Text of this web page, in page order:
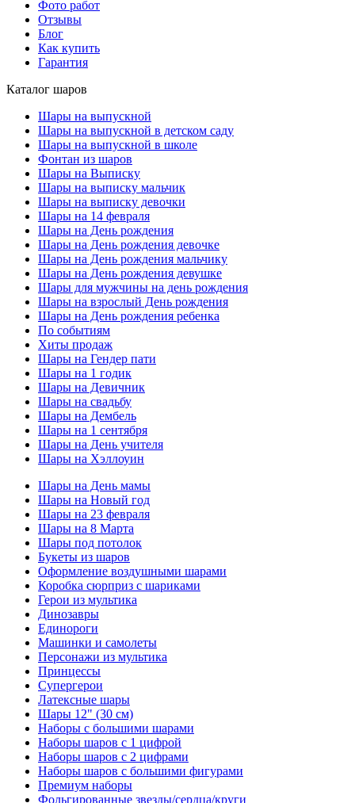
Фото работ
Отзывы
Блог
Как купить
Гарантия
Каталог шаров
Шары на выпускной
Шары на выпускной в детском саду
Шары на выпускной в школе
Фонтан из шаров
Шары на Выписку
Шары на выписку мальчик
Шары на выписку девочки
Шары на 14 февраля
Шары на День рождения
Шары на День рождения девочке
Шары на День рождения мальчику
Шары на День рождения девушке
Шары для мужчины на день рождения
Шары на взрослый День рождения
Шары на День рождения ребенка
По событиям
Хиты продаж
Шары на Гендер пати
Шары на 1 годик
Шары на Девичник
Шары на свадьбу
Шары на Дембель
Шары на 1 сентября
Шары на День учителя
Шары на Хэллоуин
Шары на День мамы
Шары на Новый год
Шары на 23 февраля
Шары на 8 Марта
Шары под потолок
Букеты из шаров
Оформление воздушными шарами
Коробка сюрприз с шариками
Герои из мультика
Динозавры
Единороги
Машинки и самолеты
Персонажи из мультика
Принцессы
Супергерои
Латексные шары
Шары 12" (30 см)
Наборы с большими шарами
Наборы шаров с 1 цифрой
Наборы шаров с 2 цифрами
Наборы шаров с большими фигурами
Премиум наборы
Фольгированные звезды/сердца/круги